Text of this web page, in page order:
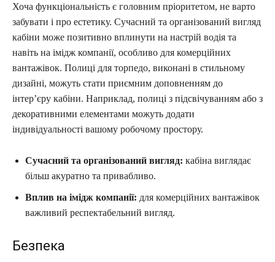
Хоча функціональність є головним пріоритетом, не варто
забувати і про естетику. Сучасний та організований вигляд
кабіни може позитивно вплинути на настрій водія та
навіть на імідж компанії, особливо для комерційних
вантажівок. Полиці для торпедо, виконані в стильному
дизайні, можуть стати приємним доповненням до
інтер’єру кабіни. Наприклад, полиці з підсвічуванням або з
декоративними елементами можуть додати
індивідуальності вашому робочому простору.
Сучасний та організований вигляд: кабіна виглядає
більш акуратно та привабливо.
Вплив на імідж компанії: для комерційних вантажівок
важливий респектабельний вигляд.
Безпека